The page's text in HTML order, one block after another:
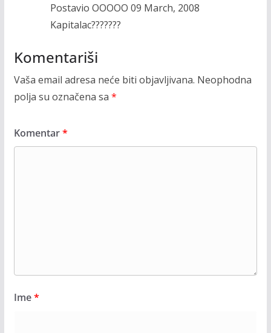
Postavio OOOOO 09 March, 2008
Kapitalac???????
Komentariši
Vaša email adresa neće biti objavljivana. Neophodna
polja su označena sa *
Komentar*
Ime*